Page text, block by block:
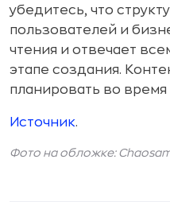
убедитесь, что
пользователей и
чтения и отвечает
этапе создания.
планировать во время
Источник.
Фото на обложке: